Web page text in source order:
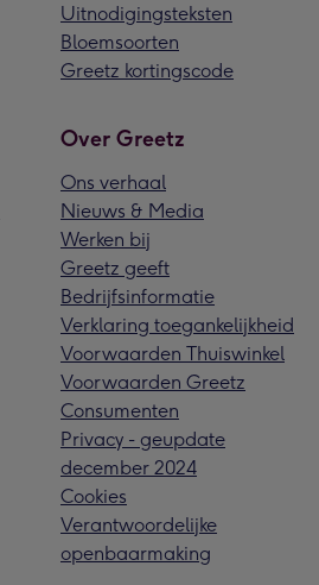
Uitnodigingsteksten
Bloemsoorten
Greetz kortingscode
Over Greetz
Ons verhaal
Nieuws & Media
Werken bij
Greetz geeft
Bedrijfsinformatie
Verklaring toegankelijkheid
Voorwaarden Thuiswinkel
Voorwaarden Greetz
Consumenten
Privacy - geupdate
december 2024
Cookies
Verantwoordelijke
openbaarmaking